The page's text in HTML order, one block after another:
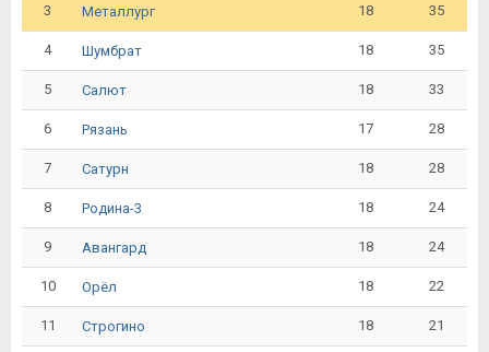
3 Металлург 18 35
4 Шумбрат 18 35
5 Салют 18 33
6 Рязань 17 28
7 Сатурн 18 28
8 Родина-3 18 24
9 Авангард 18 24
10 Орёл 18 22
11 Строгино 18 21